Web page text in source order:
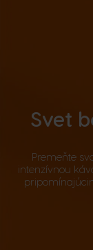
Svet
Premeňte
intenzívnou